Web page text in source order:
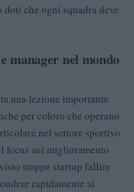
che ogni squadra deve
manager nel mondo
una lezione importante
per coloro che operano
nel settore sportivo.
focus sul miglioramento
troppe startup fallire
rapidamente ai